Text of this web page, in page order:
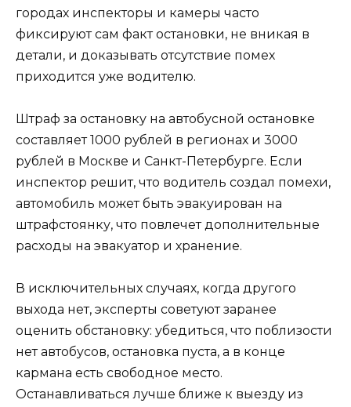
городах инспекторы и камеры часто
фиксируют сам факт остановки, не вникая в
детали, и доказывать отсутствие помех
приходится уже водителю.
Штраф за остановку на автобусной остановке
составляет 1000 рублей в регионах и 3000
рублей в Москве и Санкт-Петербурге. Если
инспектор решит, что водитель создал помехи,
автомобиль может быть эвакуирован на
штрафстоянку, что повлечет дополнительные
расходы на эвакуатор и хранение.
В исключительных случаях, когда другого
выхода нет, эксперты советуют заранее
оценить обстановку: убедиться, что поблизости
нет автобусов, остановка пуста, а в конце
кармана есть свободное место.
Останавливаться лучше ближе к выезду из